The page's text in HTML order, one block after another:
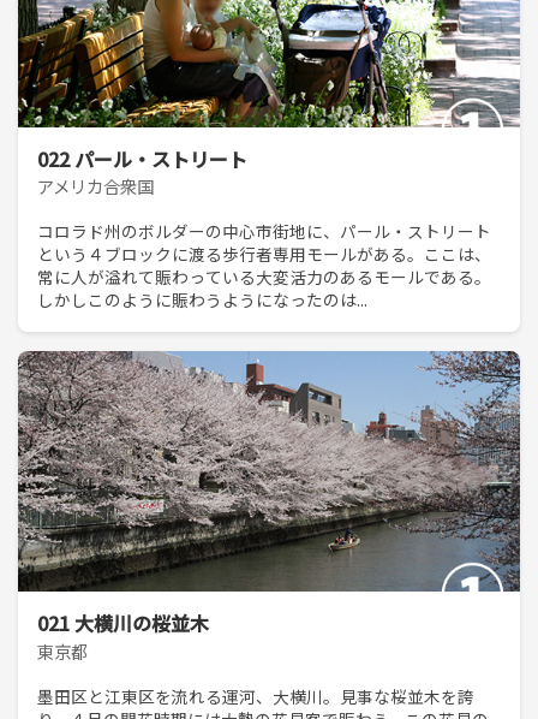
022 パール・ストリート
アメリカ合衆国
コロラド州のボルダーの中心市街地に、パール・ストリート
という４ブロックに渡る歩行者専用モールがある。ここは、
常に人が溢れて賑わっている大変活力のあるモールである。
しかしこのように賑わうようになったのは...
021 大横川の桜並木
東京都
墨田区と江東区を流れる運河、大横川。見事な桜並木を誇